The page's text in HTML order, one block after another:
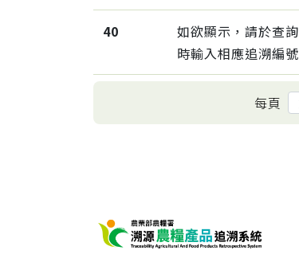
40
如欲顯示，請於查詢
時輸入相應追溯編號
每頁